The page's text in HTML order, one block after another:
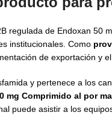
regulada de Endoxan 50
institucionales. Como
de exportación y
y pertenece a los
mg Comprimido al por
puede asistir a los